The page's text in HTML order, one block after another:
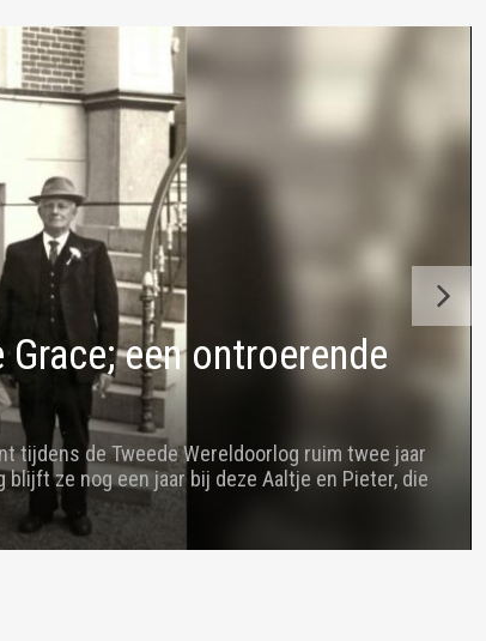
een ontroerende
tijdens de Tweede Wereldoorlog ruim twee jaar
ze nog een jaar bij deze Aaltje en Pieter, die